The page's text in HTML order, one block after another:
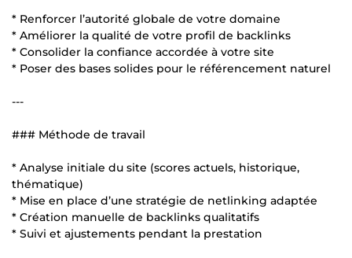
* Renforcer l’autorité globale de votre domaine
* Améliorer la qualité de votre profil de backlinks
* Consolider la confiance accordée à votre site
* Poser des bases solides pour le référencement naturel
---
### Méthode de travail
* Analyse initiale du site (scores actuels, historique,
thématique)
* Mise en place d’une stratégie de netlinking adaptée
* Création manuelle de backlinks qualitatifs
* Suivi et ajustements pendant la prestation